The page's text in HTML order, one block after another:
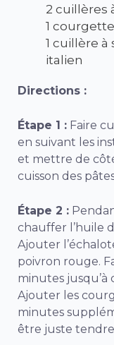
2 cuillères
1
1 cuillère à
italien
Directions :
Étape 1 : Faire
en suivant les
et mettre de
cuisson des
Étape 2 :
chauffer l’huile
Ajouter
poivron rouge.
minutes jusqu’à
Ajouter les
minutes
être juste